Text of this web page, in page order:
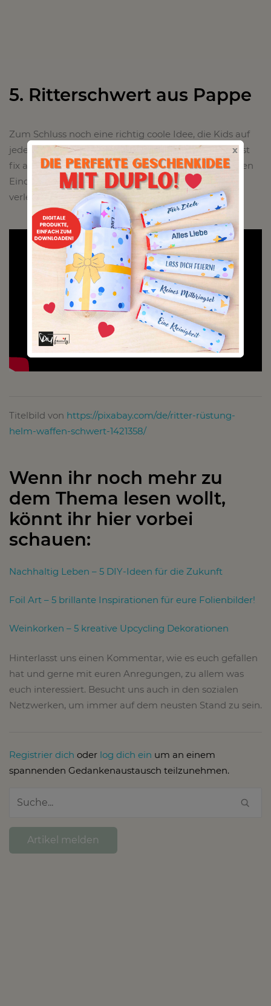
x
5. Ritterschwert aus Pappe
Zum Schluss noch eine richtig coole Idee, die Kids auf
jeden Fall begeistern wird. Das Schwert aus Pappe ist
fix angefertigt und erweckt dabei einen hochwertigen
Eindruck. Das Gute ist, dass niemand beim spielen
verletzt werden kann!
Titelbild von https://pixabay.com/de/ritter-rüstung-
helm-waffen-schwert-1421358/
Wenn ihr noch mehr zu
dem Thema lesen wollt,
könnt ihr hier vorbei
schauen:
Nachhaltig Leben – 5 DIY-Ideen für die Zukunft
Foil Art – 5 brillante Inspirationen für eure Folienbilder!
Weinkorken – 5 kreative Upcycling Dekorationen
Hinterlasst uns einen Kommentar, wie es euch gefallen
hat und gerne mit euren Anregungen, zu allem was
euch interessiert. Besucht uns auch in den sozialen
Netzwerken, um immer auf dem neusten Stand zu sein.
Registrier dich oder log dich ein um an einem
spannenden Gedankenaustausch teilzunehmen.
Artikel melden